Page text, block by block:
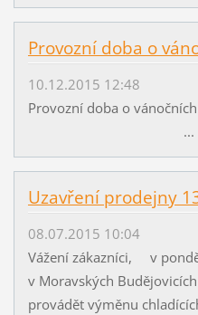
Provozní doba o
10.12.2015 12:48
Provozní doba o
...
Uzavření prodejny
08.07.2015 10:04
Vážení zákazníci, v
v Moravských
provádět výměnu